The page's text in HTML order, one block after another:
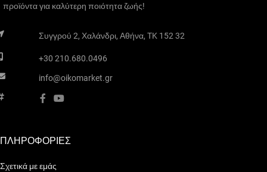
προϊόντα για καλύτερη ποιότητα ζωής!
Συγγρού 2, Χαλάνδρι, Αθήνα, TK 152 32
+30 210.680.0496
info@oikomarket.gr
ΠΛΗΡΟΦΟΡΙΕΣ
Σχετικά με εμάς